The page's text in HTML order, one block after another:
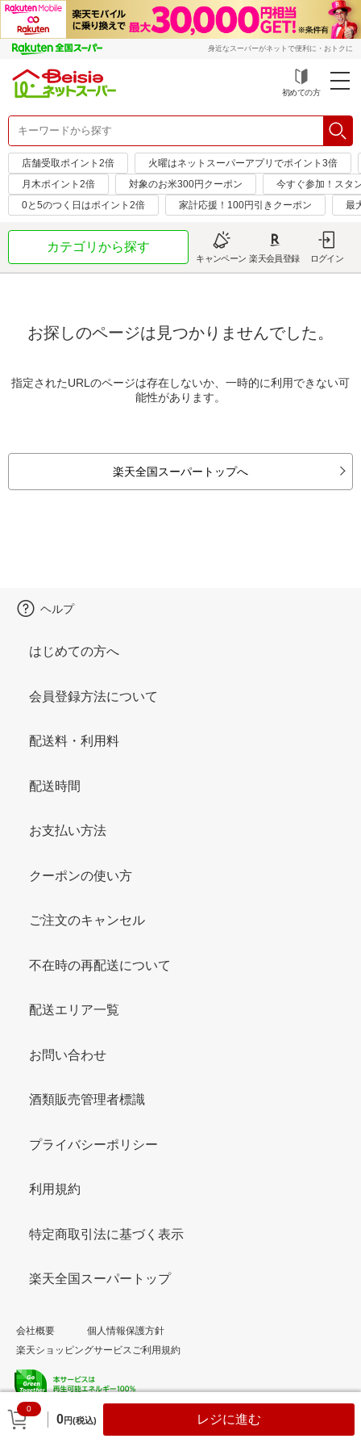
身近なスーパーがネットで便利に・おトクに
初めての方
店舗受取ポイント2倍
火曜はネットスーパーアプリでポイント3倍
月木ポイント2倍
対象のお米300円クーポン
今すぐ参加！スタ
0と5のつく日はポイント2倍
家計応援！100円引きクーポン 最
カテゴリから探す
キャンペーン 楽天会員登録 ログイン
お探しのページは見つかりませんでした。
指定されたURLのページは存在しないか、一時的に利用できない可
能性があります。
楽天全国スーパートップへ
0
0円(税込) レジに進む
ヘルプ
はじめての方へ
会員登録方法について
配送料・利用料
配送時間
お支払い方法
クーポンの使い方
ご注文のキャンセル
不在時の再配送について
配送エリア一覧
お問い合わせ
酒類販売管理者標識
プライバシーポリシー
利用規約
特定商取引法に基づく表示
楽天全国スーパートップ
会社概要
個人情報保護方針
楽天ショッピングサービスご利用規約
© Rakuten Group, Inc.